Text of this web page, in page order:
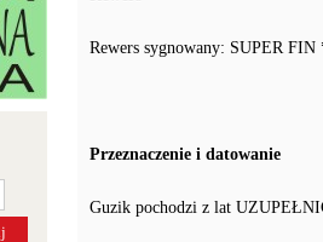
Rewers sygnowany: SUPER
Przeznaczenie i datowanie
Guzik pochodzi z lat